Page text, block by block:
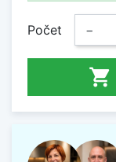
Počet −
